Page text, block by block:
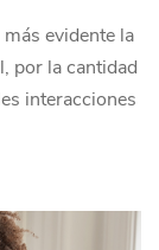
evidente la
por la cantidad
interacciones